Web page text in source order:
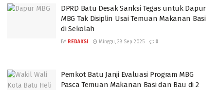
DPRD Batu Desak Sanksi Tegas untuk Dapur
MBG Tak Disiplin Usai Temuan Makanan Basi
di Sekolah
BY REDAKSI Minggu, 28 Sep 2025 0
Pemkot Batu Janji Evaluasi Program MBG
Pasca Temuan Makanan Basi dan Bau di 2